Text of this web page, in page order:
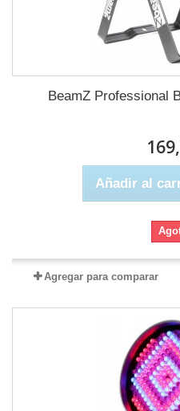
BeamZ Professional
Añadir al
Agregar para comparar